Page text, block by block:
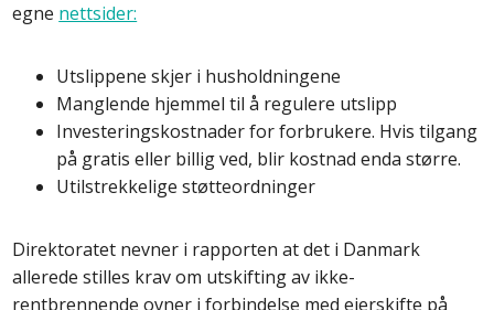
egne nettsider:
Utslippene skjer i husholdningene
Manglende hjemmel til å regulere utslipp
Investeringskostnader for forbrukere. Hvis tilgang
på gratis eller billig ved, blir kostnad enda større.
Utilstrekkelige støtteordninger
Direktoratet nevner i rapporten at det i Danmark
allerede stilles krav om utskifting av ikke-
rentbrennende ovner i forbindelse med eierskifte på